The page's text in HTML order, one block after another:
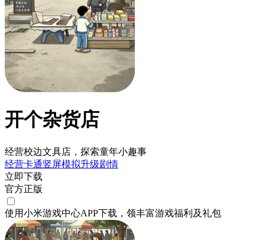
开个杂货店
经营校边文具店，探索童年小趣事
经营卡通竖屏模拟升级剧情
立即下载
官方正版
使用小米游戏中心APP下载 ，领丰富游戏福利 及礼包